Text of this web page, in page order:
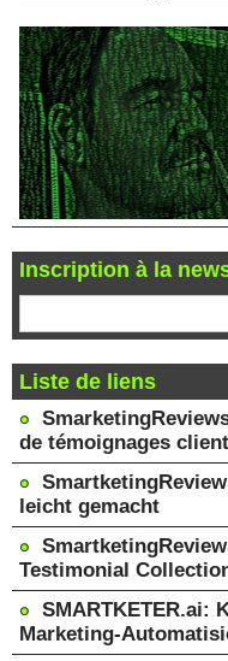
Inscription à la
Liste de liens
de témoignages
leicht gemacht
Testimonial
SMARTKETER.ai:
Marketing-